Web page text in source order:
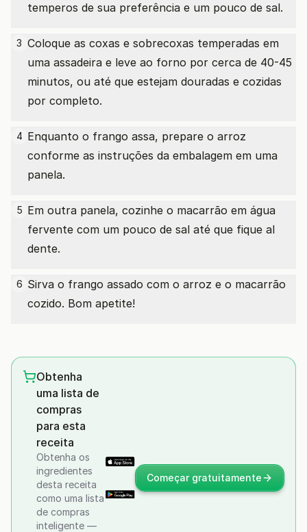
temperos de sua preferência e um pouco de sal.
3 Coloque as coxas e sobrecoxas temperadas em
uma assadeira e leve ao forno por cerca de 40-45
minutos, ou até que estejam douradas e cozidas
por completo.
4 Enquanto o frango assa, prepare o arroz
conforme as instruções da embalagem em uma
panela.
5 Em outra panela, cozinhe o macarrão em água
fervente com um pouco de sal até que fique al
dente.
6 Sirva o frango assado com o arroz e o macarrão
cozido. Bom apetite!
Obtenha
uma lista de
compras
para esta
receita
Obtenha os
ingredientes
desta receita
como uma lista
de compras
inteligente —
Começar gratuitamente